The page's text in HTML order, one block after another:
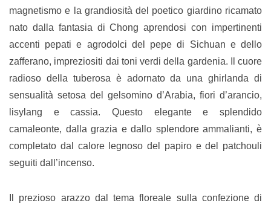
magnetismo e la grandiosità del poetico giardino ricamato
nato dalla fantasia di Chong aprendosi con impertinenti
accenti pepati e agrodolci del pepe di Sichuan e dello
zafferano, impreziositi dai toni verdi della gardenia. Il cuore
radioso della tuberosa è adornato da una ghirlanda di
sensualità setosa del gelsomino d’Arabia, fiori d’arancio,
lisylang e cassia. Questo elegante e splendido
camaleonte, dalla grazia e dallo splendore ammalianti, è
completato dal calore legnoso del papiro e del patchouli
seguiti dall’incenso.
Il prezioso arazzo dal tema floreale sulla confezione di